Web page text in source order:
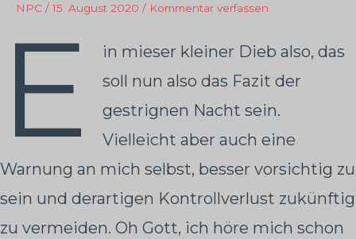
NPC /15. August 2020 / Kommentar verfassen
E
in mieser kleiner Dieb also, das
soll nun also das Fazit der
gestrignen Nacht sein.
Vielleicht aber auch eine
Warnung an mich selbst, besser vorsichtig zu
sein und derartigen Kontrollverlust zukünftig
zu vermeiden. Oh Gott, ich höre mich schon